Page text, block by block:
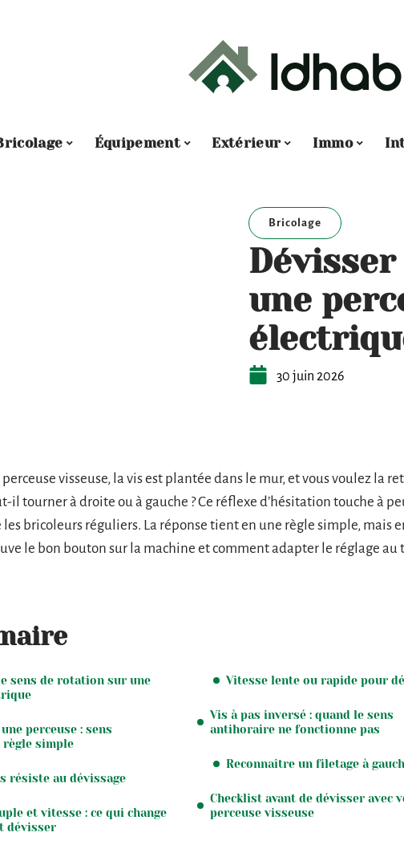
Équipement Extérieur Immo
Bricolage
une
30 juin 2026
visseuse, la vis est plantée dans le mur, et vous voulez la
il tourner à droite ou à gauche ? Ce réflexe d’hésitation touche à
les bricoleurs réguliers. La réponse tient en une règle simple, mais
le bon bouton sur la machine et comment adapter le réglage au
sens de rotation sur une
perceuse : sens
simple
résiste au dévissage
et vitesse : ce qui change
dévisser
Vitesse lente ou rapide pour
Vis à pas inversé : quand le sens
antihoraire ne fonctionne pas
Reconnaître un filetage à
Checklist avant de dévisser avec
perceuse visseuse